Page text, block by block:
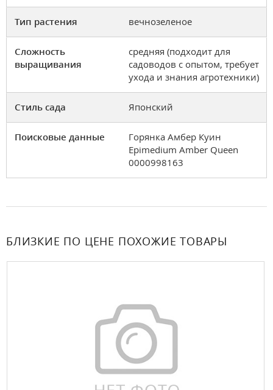
Тип растения вечнозеленое
Сложность
выращивания
средняя (подходит для
садоводов с опытом, требует
ухода и знания агротехники)
Стиль сада Японский
Поисковые данные
Горянка Амбер Куин
Epimedium Amber Queen
0000998163
БЛИЗКИЕ ПО ЦЕНЕ ПОХОЖИЕ ТОВАРЫ